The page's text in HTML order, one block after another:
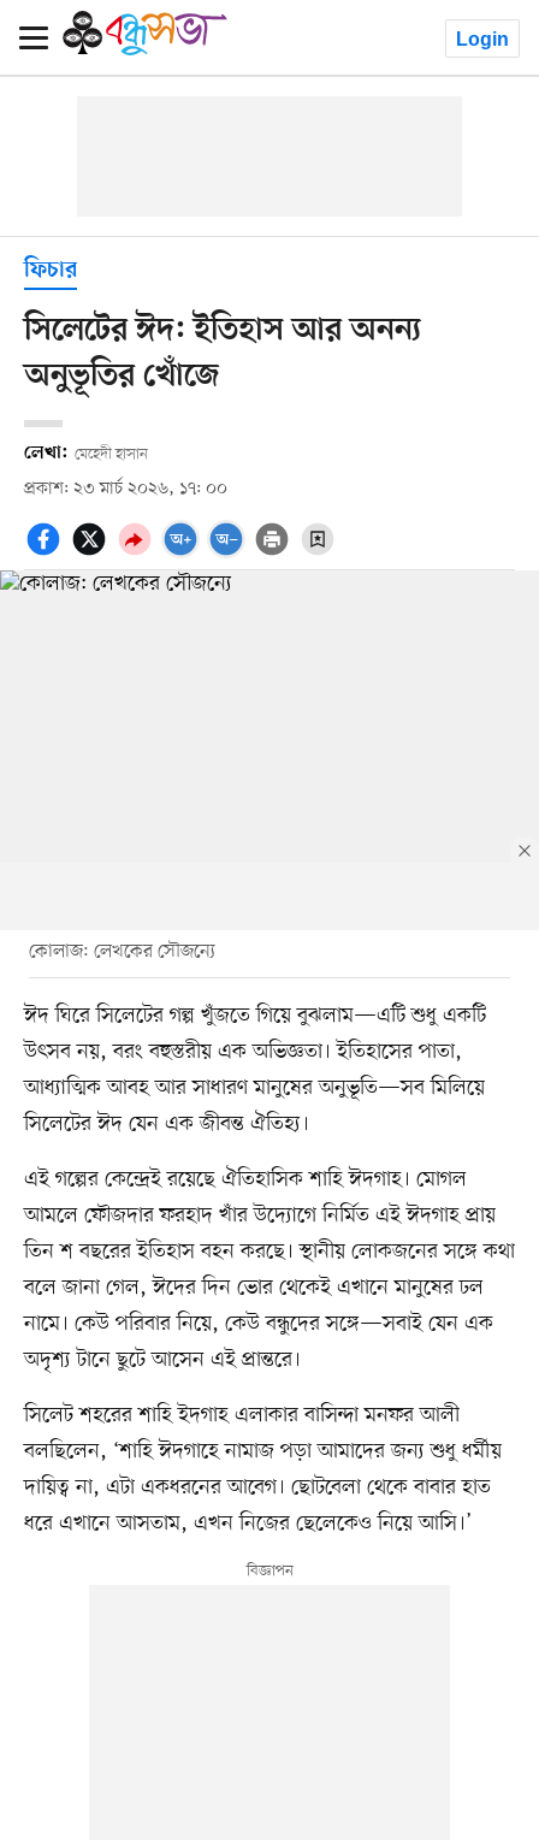
Login
ফিচার
সিলেটের ঈদ: ইতিহাস আর অনন্য
অনুভূতির খোঁজে
লেখা: মেহেদী হাসান
প্রকাশ: ২৩ মার্চ ২০২৬, ১৭: ০০
কোলাজ: লেখকের সৌজন্যে
ঈদ ঘিরে সিলেটের গল্প খুঁজতে গিয়ে বুঝলাম—এটি শুধু একটি
উৎসব নয়, বরং বহুস্তরীয় এক অভিজ্ঞতা। ইতিহাসের পাতা,
আধ্যাত্মিক আবহ আর সাধারণ মানুষের অনুভূতি—সব মিলিয়ে
সিলেটের ঈদ যেন এক জীবন্ত ঐতিহ্য।
এই গল্পের কেন্দ্রেই রয়েছে ঐতিহাসিক শাহি ঈদগাহ। মোগল
আমলে ফৌজদার ফরহাদ খাঁর উদ্যোগে নির্মিত এই ঈদগাহ প্রায়
তিন শ বছরের ইতিহাস বহন করছে। স্থানীয় লোকজনের সঙ্গে কথা
বলে জানা গেল, ঈদের দিন ভোর থেকেই এখানে মানুষের ঢল
নামে। কেউ পরিবার নিয়ে, কেউ বন্ধুদের সঙ্গে—সবাই যেন এক
অদৃশ্য টানে ছুটে আসেন এই প্রান্তরে।
সিলেট শহরের শাহি ইদগাহ এলাকার বাসিন্দা মনফর আলী
বলছিলেন, ‘শাহি ঈদগাহে নামাজ পড়া আমাদের জন্য শুধু ধর্মীয়
দায়িত্ব না, এটা একধরনের আবেগ। ছোটবেলা থেকে বাবার হাত
ধরে এখানে আসতাম, এখন নিজের ছেলেকেও নিয়ে আসি।’